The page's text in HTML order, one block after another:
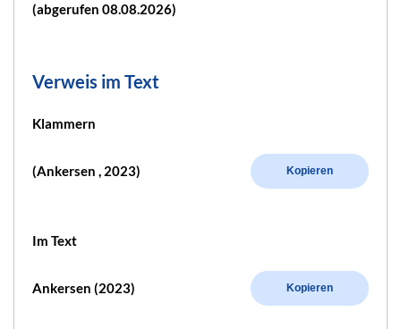
(abgerufen 08.08.2026)
Verweis im Text
Klammern
(Ankersen , 2023) Kopieren
Im Text
Ankersen (2023) Kopieren